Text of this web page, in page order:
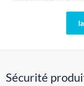
Sécurité